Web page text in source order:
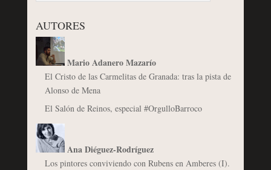
AUTORES
Mario Adanero Mazarío
El Cristo de las Carmelitas de Granada: tras la pista de
Alonso de Mena
El Salón de Reinos, especial #OrgulloBarroco
Ana Diéguez-Rodríguez
Los pintores conviviendo con Rubens en Amberes (I).